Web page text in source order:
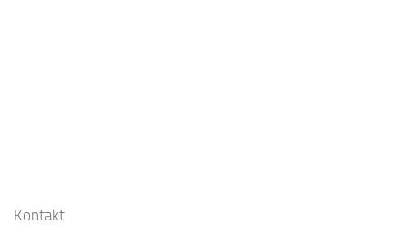
Kontakt